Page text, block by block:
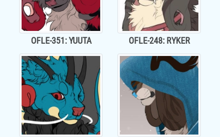
OFLE-351: YUUTA OFLE-248: RYKER